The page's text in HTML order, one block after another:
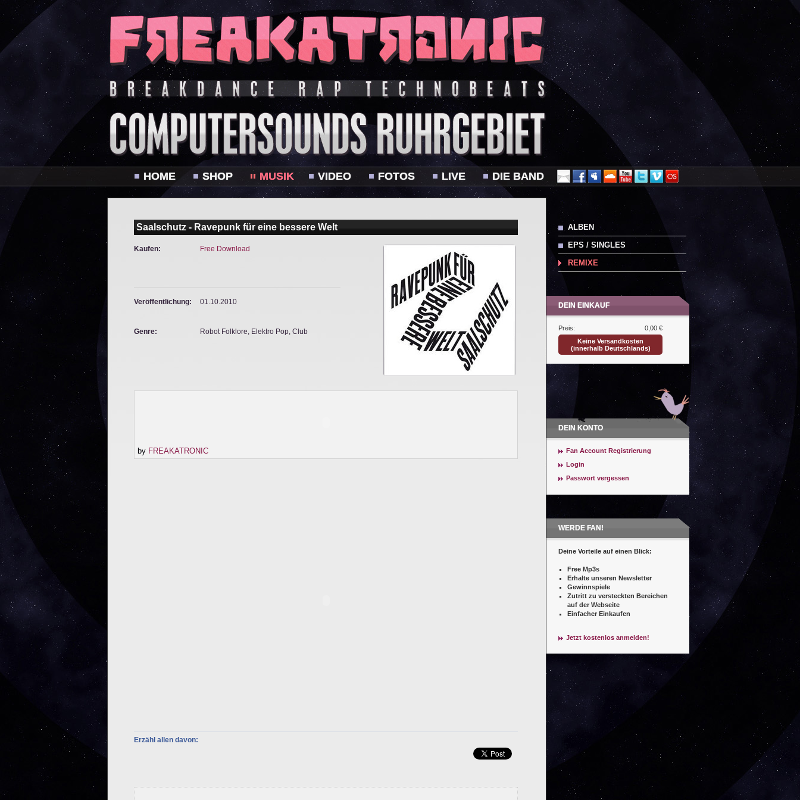
HOME SHOP MUSIK VIDEO FOTOS LIVE DIE BAND
Saalschutz - Ravepunk für eine bessere Welt
Kaufen: Free Download
Veröffentlichung: 01.10.2010
Genre: Robot Folklore, Elektro Pop, Club
by FREAKATRONIC
Erzähl allen davon:
ALBEN
EPS / SINGLES
REMIXE
DEIN EINKAUF
Preis:
0,00 €
Keine Versandkosten
(innerhalb Deutschlands)
DEIN KONTO
Fan Account Registrierung
Login
Passwort vergessen
WERDE FAN!
Deine Vorteile auf einen Blick:
Free Mp3s
Erhalte unseren Newsletter
Gewinnspiele
Zutritt zu versteckten Bereichen
auf der Webseite
Einfacher Einkaufen
Jetzt kostenlos anmelden!